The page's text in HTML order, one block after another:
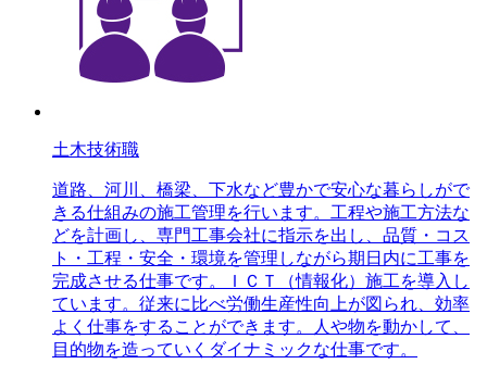
土木技術職
道路、河川、橋梁、下水など豊かで安心な暮らしがで
きる仕組みの施工管理を行います。工程や施工方法な
どを計画し、専門工事会社に指示を出し、品質・コス
ト・工程・安全・環境を管理しながら期日内に工事を
完成させる仕事です。ＩＣＴ（情報化）施工を導入し
ています。従来に比べ労働生産性向上が図られ、効率
よく仕事をすることができます。人や物を動かして、
目的物を造っていくダイナミックな仕事です。